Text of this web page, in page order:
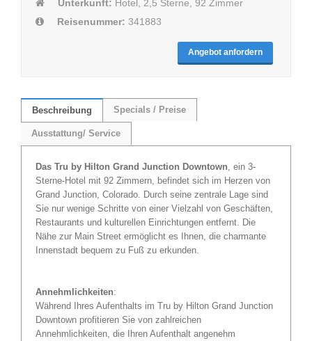
Unterkunft: Hotel, 2,5 Sterne, 92 Zimmer
Reisenummer: 341883
Angebot anfordern
Beschreibung Specials / Preise
Ausstattung/ Service
Das Tru by Hilton Grand Junction Downtown , ein 3-
Sterne-Hotel mit 92 Zimmern, befindet sich im Herzen von
Grand Junction, Colorado. Durch seine zentrale Lage sind
Sie nur wenige Schritte von einer Vielzahl von Geschäften,
Restaurants und kulturellen Einrichtungen entfernt. Die
Nähe zur Main Street ermöglicht es Ihnen, die charmante
Innenstadt bequem zu Fuß zu erkunden.
Annehmlichkeiten:
Während Ihres Aufenthalts im Tru by Hilton Grand Junction
Downtown profitieren Sie von zahlreichen
Annehmlichkeiten, die Ihren Aufenthalt angenehm